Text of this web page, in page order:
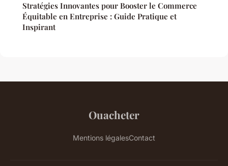
Stratégies Innovantes pour Booster le Commerce
Équitable en Entreprise : Guide Pratique et
Inspirant
Ouacheter
Mentions légalesContact